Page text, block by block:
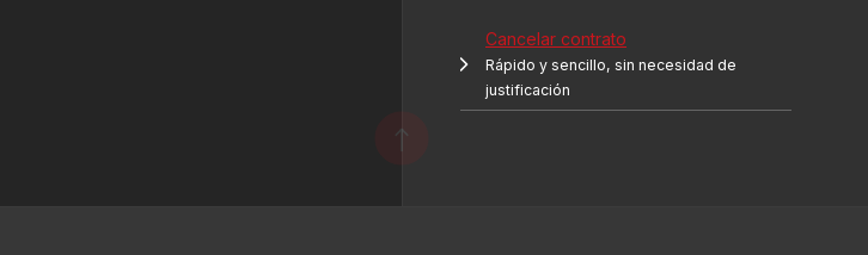
Cancelar contrato
Rápido y sencillo, sin necesidad de
justificación